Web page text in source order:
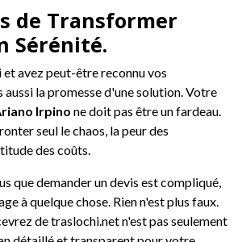
de Transformer
Sérénité.
et avez peut-être reconnu vos
la promesse d'une solution. Votre
Irpino ne doit pas être un fardeau.
seul le chaos, la peur des
des coûts.
que demander un devis est compliqué,
à quelque chose. Rien n'est plus faux.
de traslochi.net n'est pas seulement